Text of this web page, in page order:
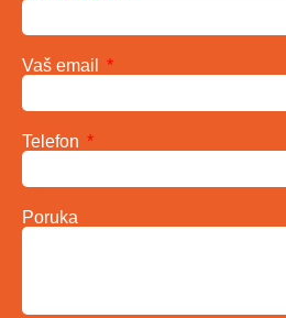
Vaš email
Telefon
Poruka